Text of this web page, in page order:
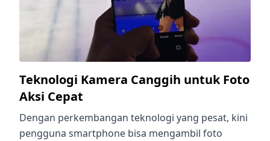
Teknologi Kamera Canggih untuk Foto
Aksi Cepat
Dengan perkembangan teknologi yang pesat, kini
pengguna smartphone bisa mengambil foto